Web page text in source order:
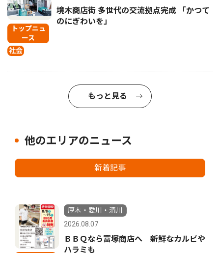
トップニュ
ース
社会
境木商店街 多世代の交流拠点完成 「かつて
のにぎわいを」
もっと見る
他のエリアのニュース
新着記事
厚木・愛川・清川
2026.08.07
ＢＢＱなら富塚商店へ 新鮮なカルビや
ハラミも